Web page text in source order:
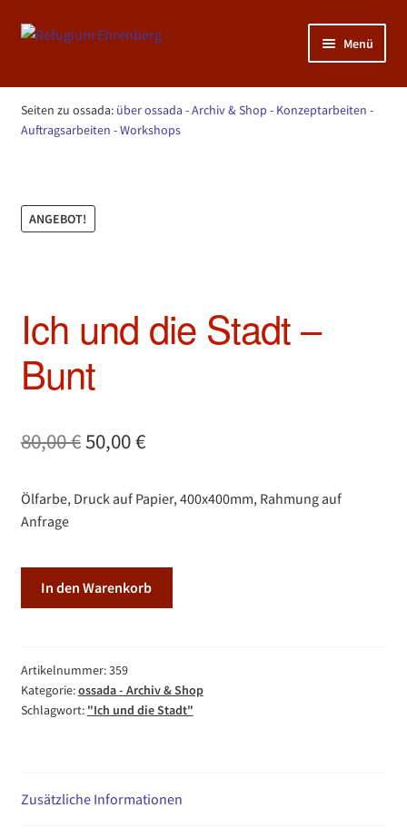
Zur
Zum
Menü
NATUR: KunstGarten >>>
öffnen
MENSCH: Sportraum >>>
Seiten zu ossada: über ossada - Archiv & Shop - Konzeptarbeiten -
Auftragsarbeiten - Workshops
ANGEBOT!
Ich und die Stadt –
Bunt
80,00€Ursprünglicher
war:
50,00€Aktueller
ist:
Ölfarbe, Druck auf Papier, 400x400mm, Rahmung auf
Anfrage
-
Bunt
Menge
In den Warenkorb
Artikelnummer:359
Kategorie:ossada - Archiv & Shop
Schlagwort: "Ich und die Stadt"
Zusätzliche Informationen